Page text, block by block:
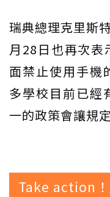
瑞典總理克里斯
月28日也再次表
面禁止使用手機
多學校目前已經
一的政策會讓規
Take action！